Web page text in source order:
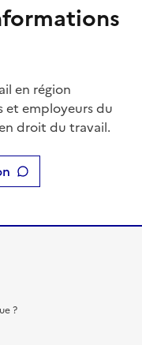
en région
et employeurs du
droit du travail.
?